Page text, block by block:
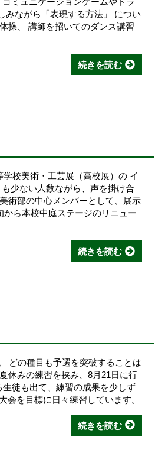
みながら「表現する方法」 につい
操、 講師を招いてのダンス講習
続きを読む
校美術・工芸展（高校展）の イ
少ない人数ながら、声を掛け合
術部の中心メンバーとして、展示
ら本校中庭ステージのリニュー
続きを読む
どの種目も予選を突破することは
休みの練習を挟み、8月21日に行
徒も出て、練習の成果を少しず
会を目標に日々練習しています。
続きを読む